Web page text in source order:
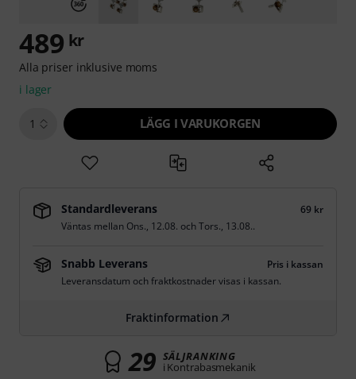
489 kr
Alla priser inklusive moms
i lager
1 LÄGG I VARUKORGEN
Standardleverans
69 kr
Väntas mellan Ons., 12.08. ochTors., 13.08..
Snabb Leverans
Pris i kassan
Leveransdatum och fraktkostnader visas i kassan.
Fraktinformation
29 SÄLJRANKING
i Kontrabasmekanik